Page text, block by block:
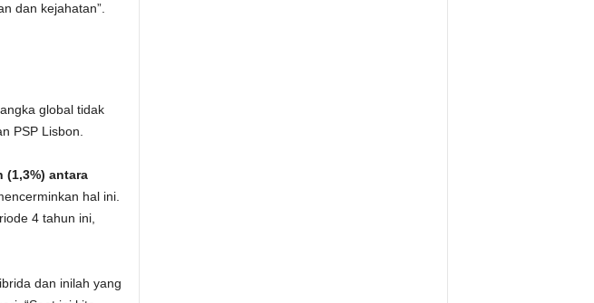
dan kejahatan”.
global tidak
PSP Lisbon.
antara
hal ini.
4 tahun ini,
dan inilah yang